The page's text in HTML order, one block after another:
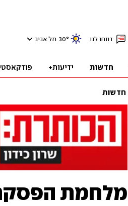
דווחו לנו 30° תל אביב
חדשות ידיעות+
חדשות
מלחמת